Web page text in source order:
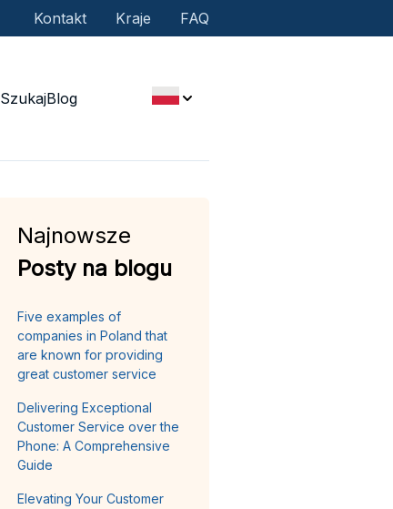
Kontakt Kraje FAQ
SzukajBlog
Najnowsze
Posty na blogu
Five examples of
companies in Poland that
are known for providing
great customer service
Delivering Exceptional
Customer Service over the
Phone: A Comprehensive
Guide
Elevating Your Customer